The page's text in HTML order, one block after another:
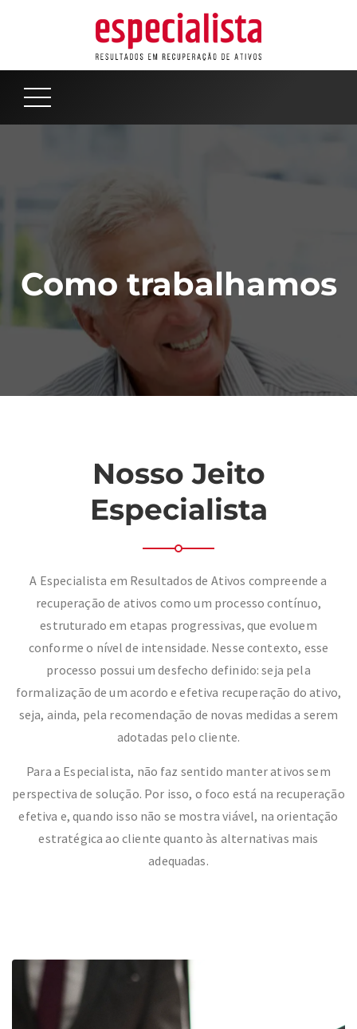
Como trabalhamos
Nosso Jeito
Especialista
A Especialista em Resultados de Ativos compreende a
recuperação de ativos como um processo contínuo,
estruturado em etapas progressivas, que evoluem
conforme o nível de intensidade. Nesse contexto, esse
processo possui um desfecho definido: seja pela
formalização de um acordo e efetiva recuperação do ativo,
seja, ainda, pela recomendação de novas medidas a serem
adotadas pelo cliente.
Para a Especialista, não faz sentido manter ativos sem
perspectiva de solução. Por isso, o foco está na recuperação
efetiva e, quando isso não se mostra viável, na orientação
estratégica ao cliente quanto às alternativas mais
adequadas.